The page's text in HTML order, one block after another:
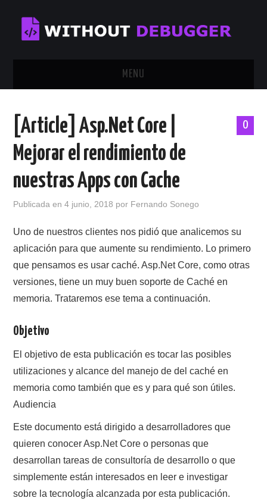
MENU
TUTORIALES
CALENDAR
SOBRE MÍ
0
[Article] Asp.Net Core |
Mejorar el rendimiento de
nuestras Apps con Cache
Publicada en4 junio, 2018 por Fernando Sonego
Uno de nuestros clientes nos pidió que analicemos su
aplicación para que aumente su rendimiento. Lo primero
que pensamos es usar caché. Asp.Net Core, como otras
versiones, tiene un muy buen soporte de Caché en
memoria. Trataremos ese tema a continuación.
Objetivo
El objetivo de esta publicación es tocar las posibles
utilizaciones y alcance del manejo de del caché en
memoria como también que es y para qué son útiles.
Audiencia
Este documento está dirigido a desarrolladores que
quieren conocer Asp.Net Core o personas que
desarrollan tareas de consultoría de desarrollo o que
simplemente están interesados en leer e investigar
sobre la tecnología alcanzada por esta publicación.